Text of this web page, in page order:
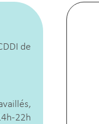
de
22h